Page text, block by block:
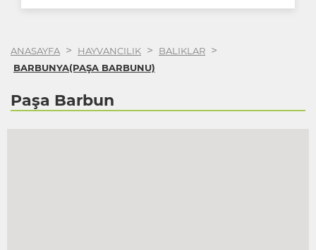
ANASAYFA > HAYVANCILIK > BALIKLAR >
BARBUNYA(PAŞA BARBUNU)
Paşa Barbun